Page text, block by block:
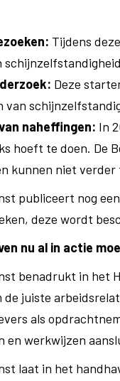
Tijdens
Deze
van
naheffingen: In
hoeft te doen. De
kunnen niet verder
publiceert nog
deze wordt
nu al in actie
benadrukt in het
de juiste
als
en werkwijzen
laat in het